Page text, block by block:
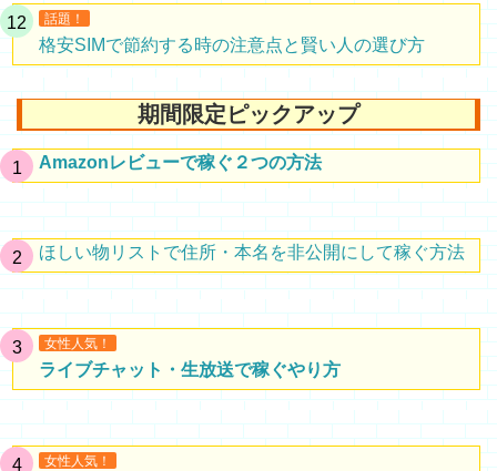
話題！
格安SIMで節約する時の注意点と賢い人の選び方
期間限定ピックアップ
Amazonレビューで稼ぐ２つの方法
ほしい物リストで住所・本名を非公開にして稼ぐ方法
女性人気！
ライブチャット・生放送で稼ぐやり方
女性人気！